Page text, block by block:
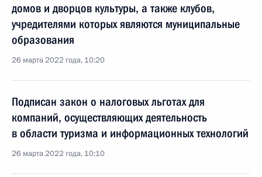
домов и дворцов культуры, а также клубов,
учредителями которых являются муниципальные
образования
26 марта 2022 года, 10:20
Подписан закон о налоговых льготах для
компаний, осуществляющих деятельность
в области туризма и информационных технологий
26 марта 2022 года, 10:10